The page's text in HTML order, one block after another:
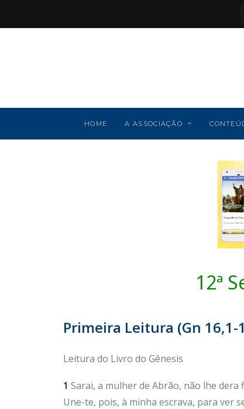
HOME A ASSOCIAÇÃO
12ª
Primeira Leitura (Gn 16,1-
Leitura do Livro do Gênesis
1 Sarai, a mulher de Abrão, não lhe dera
Une-te, pois, à minha escrava, para ver